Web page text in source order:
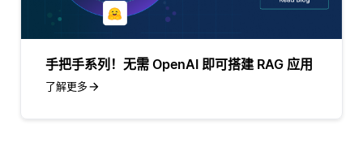
手把手系列！无需 OpenAI 即可搭建 RAG 应用
了解更多